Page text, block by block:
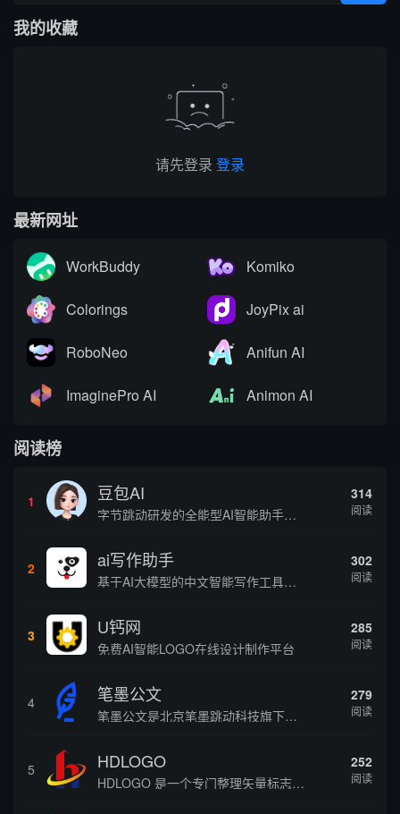
AI 生成、抄袭检测、引文
编辑器与 Chrome 浏览器
务沟通等...
我的收藏
请先登录 登录
最新网址
WorkBuddy Komiko
Colorings JoyPix ai
RoboNeo Anifun AI
ImaginePro AI Animon AI
阅读榜
1 豆包AI
字节跳动研发的全能型AI智能助手，提供智能对话、知识问答、内容创作、学习办公等一站式AI服务
314
阅读
2 ai写作助手
基于AI大模型的中文智能写作工具，面向学生、自媒体、职场人士提供一站式文本创作服务 核心定位 AI写作助手是依托人工智能技术打造的创作辅助平台，专注中文文本生成与优化，帮助用户快速完成各类文案、文章、论文等内容创作，提升写作效率 核心功能 ...
302
阅读
3 U钙网
免费AI智能LOGO在线设计制作平台
285
阅读
4 笔墨公文
笔墨公文是北京笔墨跳动科技旗下垂直公文赛道 AIGC 创作平台，深耕体制公文专业场景，依托海量标准公文语料训练专属大模型。平台整合 AI 公文生成、全维度智能校对、范文库、实时更新素材库、标准化公文模板五大核心板块，兼顾公文快速撰写、文稿合...
279
阅读
5 HDLOGO
HDLOGO 是一个专门整理矢量标志和图标的网站，提供各类品牌和公司的矢量标志下载服务，主要面向设计师、营销人员和企业用户，帮他们获取高质量的品牌标识资源。
252
阅读